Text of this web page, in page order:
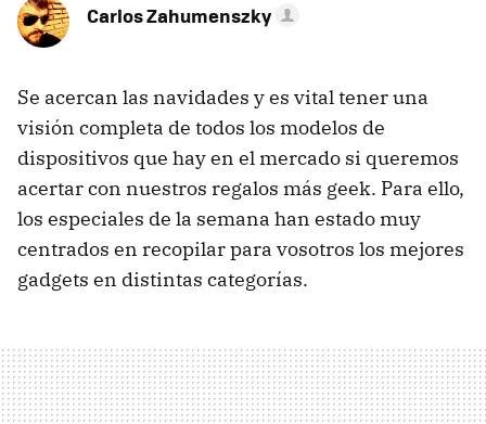
Carlos Zahumenszky
Se acercan las navidades y es vital tener una
visión completa de todos los modelos de
dispositivos que hay en el mercado si queremos
acertar con nuestros regalos más geek. Para ello,
los especiales de la semana han estado muy
centrados en recopilar para vosotros los mejores
gadgets en distintas categorías.